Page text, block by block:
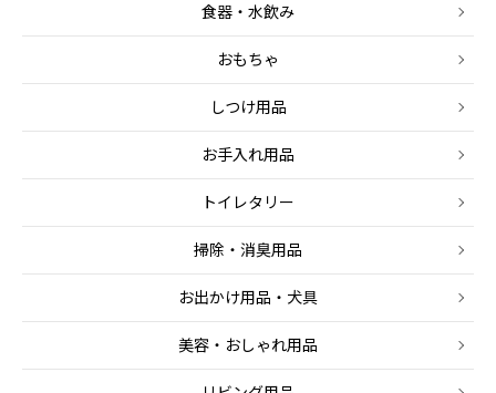
食器・水飲み
おもちゃ
しつけ用品
お手入れ用品
トイレタリー
掃除・消臭用品
お出かけ用品・犬具
美容・おしゃれ用品